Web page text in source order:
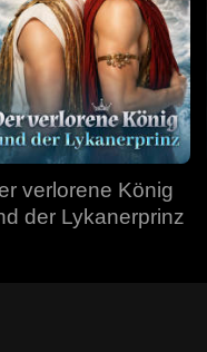
verlorene König
der Lykanerprinz